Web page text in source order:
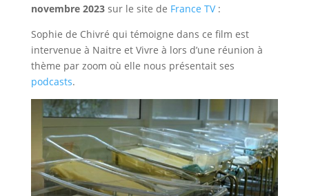
novembre 2023sur le site de France TV:
Sophie de Chivré qui témoigne dans ce film est
intervenue à Naitre et Vivre à lors d’une réunion à
thème par zoom où elle nous présentait ses
podcasts.